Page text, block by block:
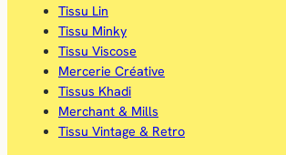
Tissu Lin
Tissu Minky
Tissu Viscose
Mercerie Créative
Tissus Khadi
Merchant & Mills
Tissu Vintage & Retro